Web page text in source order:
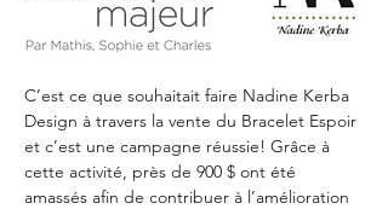
C’est ce que souhaitait faire Nadine Kerba
Design à travers la vente du Bracelet Espoir
et c’est une campagne réussie! Grâce à
cette activité, près de 900 $ ont été
amassés afin de contribuer à l’amélioration